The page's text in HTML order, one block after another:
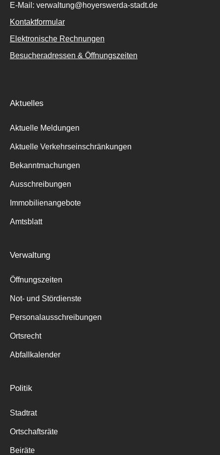
E-Mail: verwaltung@hoyerswerda-stadt.de
Kontaktformular
Elektronische Rechnungen
Besucheradressen & Öffnungszeiten
Aktuelles
Aktuelle Meldungen
Aktuelle Verkehrseinschränkungen
Bekanntmachungen
Ausschreibungen
Immobilienangebote
Amtsblatt
Verwaltung
Öffnungszeiten
Not- und Stördienste
Personalausschreibungen
Ortsrecht
Abfallkalender
Politik
Stadtrat
Ortschaftsräte
Beiräte